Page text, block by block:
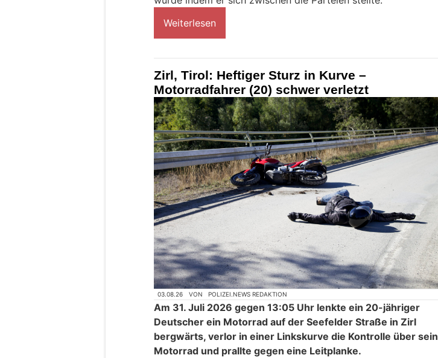
Weiterlesen
Zirl, Tirol: Heftiger Sturz in Kurve –
Motorradfahrer (20) schwer verletzt
03.08.26 VON POLIZEI.NEWS REDAKTION
Am 31. Juli 2026 gegen 13:05 Uhr lenkte ein 20-jähriger
Deutscher ein Motorrad auf der Seefelder Straße in Zirl
bergwärts, verlor in einer Linkskurve die Kontrolle über sein
Motorrad und prallte gegen eine Leitplanke.